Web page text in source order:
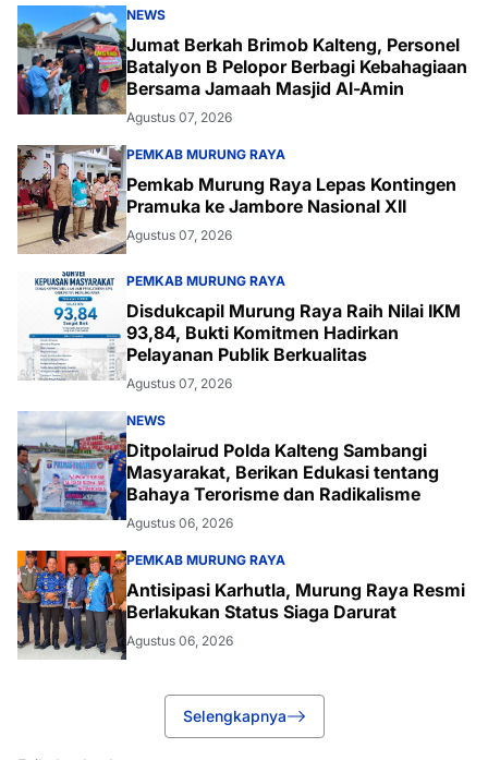
NEWS
Jumat Berkah Brimob Kalteng, Personel
Batalyon B Pelopor Berbagi Kebahagiaan
Bersama Jamaah Masjid Al-Amin
Agustus 07, 2026
PEMKAB MURUNG RAYA
Pemkab Murung Raya Lepas Kontingen
Pramuka ke Jambore Nasional XII
Agustus 07, 2026
PEMKAB MURUNG RAYA
Disdukcapil Murung Raya Raih Nilai IKM
93,84, Bukti Komitmen Hadirkan
Pelayanan Publik Berkualitas
Agustus 07, 2026
NEWS
Ditpolairud Polda Kalteng Sambangi
Masyarakat, Berikan Edukasi tentang
Bahaya Terorisme dan Radikalisme
Agustus 06, 2026
PEMKAB MURUNG RAYA
Antisipasi Karhutla, Murung Raya Resmi
Berlakukan Status Siaga Darurat
Agustus 06, 2026
Selengkapnya